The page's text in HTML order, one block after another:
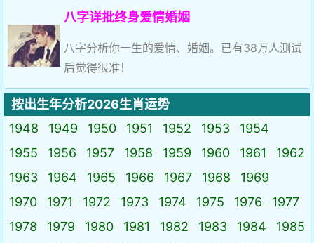
八字详批终身爱情婚姻
八字分析你一生的爱情、婚姻。已有38万人测试
后觉得很准！
按出生年分析2026生肖运势
1948
1949 1950 1951 1952 1953
1954
1955
1956 1957 1958 1959 1960 1961
1962
1963
1964 1965 1966 1967 1968
1969
1970
1971 1972 1973 1974 1975 1976
1977
1978
1979 1980 1981 1982 1983 1984
1985